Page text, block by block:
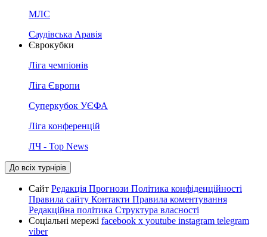
МЛС
Саудівська Аравія
Єврокубки
Ліга чемпіонів
Ліга Європи
Суперкубок УЄФА
Ліга конференцій
ЛЧ - Top News
До всіх турнірів
Сайт Редакція Прогнози Політика конфіденційності
Правила сайту Контакти Правила коментування
Редакційна політика Структура власності
Соціальні мережі facebook x youtube instagram telegram
viber